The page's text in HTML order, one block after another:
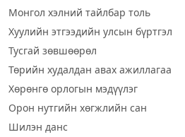
Монгол хэлний тайлбар толь
Хуулийн этгээдийн улсын бүртгэл
Тусгай зөвшөөрөл
Төрийн худалдан авах ажиллагаа
Хөрөнгө орлогын мэдүүлэг
Орон нутгийн хөгжлийн сан
Шилэн данс